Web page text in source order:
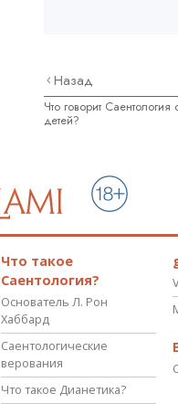
Назад
Что говорит Саентология
детей?
Что такое
Саентология?
Основатель Л. Рон
Хаббард
Саентологические
верования
Что такое Дианетика?